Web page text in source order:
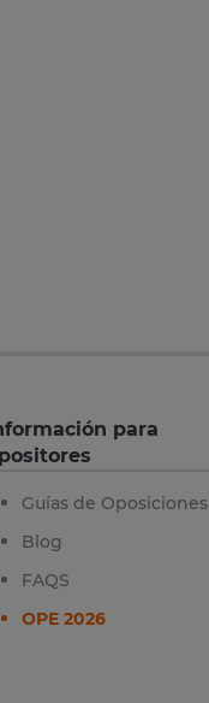
para
Guías de Oposiciones
Blog
FAQS
OPE 2026